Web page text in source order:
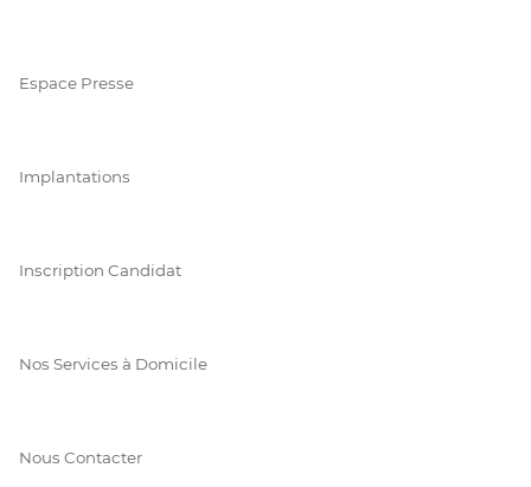
Espace Presse
Implantations
Inscription Candidat
Nos Services à Domicile
Nous Contacter